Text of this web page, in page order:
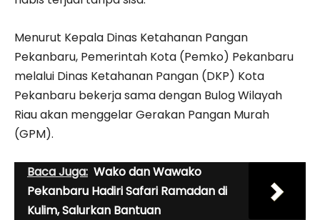
Menurut Kepala Dinas Ketahanan Pangan
Pekanbaru, Pemerintah Kota (Pemko) Pekanbaru
melalui Dinas Ketahanan Pangan (DKP) Kota
Pekanbaru bekerja sama dengan Bulog Wilayah
Riau akan menggelar Gerakan Pangan Murah
(GPM).
Baca Juga: Wako dan Wawako
Pekanbaru Hadiri Safari Ramadan di
Kulim, Salurkan Bantuan